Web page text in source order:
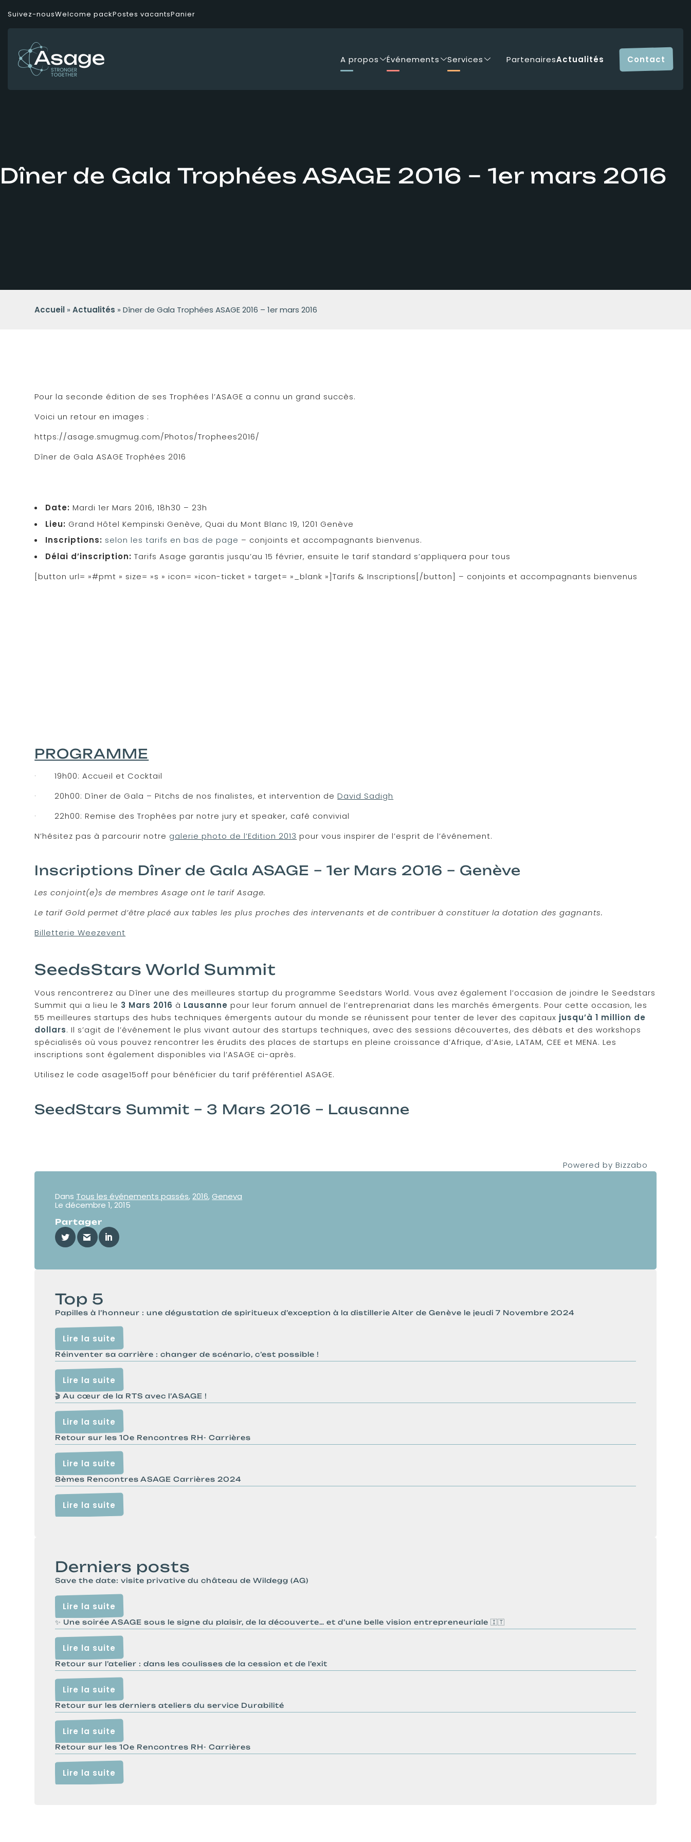
Suivez-nousWelcome packPostes vacantsPanier
A propos Événements Services PartenairesActualités Contact
Dîner de Gala Trophées ASAGE 2016 – 1er mars 2016
Accueil »Actualités »Dîner de Gala Trophées ASAGE 2016 – 1er mars 2016
Pour la seconde édition de ses Trophées l’ASAGE a connu un grand succès.
Voici un retour en images :
https://asage.smugmug.com/Photos/Trophees2016/
Dîner de Gala ASAGE Trophées 2016
Date: Mardi 1er Mars 2016, 18h30 – 23h
Lieu: Grand Hôtel Kempinski Genève, Quai du Mont Blanc 19, 1201 Genève
Inscriptions: selon les tarifs en bas de page – conjoints et accompagnants bienvenus.
Délai d’inscription: Tarifs Asage garantis jusqu’au 15 février, ensuite le tarif standard s’appliquera pour tous
[button url= »#pmt » size= »s » icon= »icon-ticket » target= »_blank »]Tarifs & Inscriptions[/button] – conjoints et accompagnants bienvenus
PROGRAMME
· 19h00: Accueil et Cocktail
· 20h00: Dîner de Gala – Pitchs de nos finalistes, et intervention deDavid Sadigh
· 22h00: Remise des Trophées par notre jury et speaker, café convivial
N’hésitez pas à parcourir notre galerie photo de l’Edition 2013 pour vous inspirer de l’esprit de l’événement.
Inscriptions Dîner de Gala ASAGE – 1er Mars 2016 – Genève
Les conjoint(e)s de membres Asage ont le tarif Asage.
Le tarif Gold permet d’être placé aux tables les plus proches des intervenants et de contribuer à constituer la dotation des gagnants.
Billetterie Weezevent
SeedsStars World Summit
Vous rencontrerez au Dîner une des meilleures startup du programme Seedstars World. Vous avez également l’occasion de joindre le Seedstars
Summit qui a lieu le 3 Mars 2016 à Lausanne pour leur forum annuel de l’entreprenariat dans les marchés émergents. Pour cette occasion, les
55 meilleures startups des hubs techniques émergents autour du monde se réunissent pour tenter de lever des capitaux jusqu’à 1 million de
dollars. Il s’agit de l’événement le plus vivant autour des startups techniques, avec des sessions découvertes, des débats et des workshops
spécialisés où vous pouvez rencontrer les érudits des places de startups en pleine croissance d’Afrique, d’Asie, LATAM, CEE et MENA. Les
inscriptions sont également disponibles via l’ASAGE ci-après.
Utilisez le code asage15off pour bénéficier du tarif préférentiel ASAGE.
SeedStars Summit – 3 Mars 2016 – Lausanne
Powered by Bizzabo
Dans Tous les événements passés,2016,Geneva
Ledécembre 1, 2015
Partager
Top 5
Papilles à l’honneur : une dégustation de spiritueux d’exception à la distillerie Alter de Genève le jeudi 7 Novembre 2024
Lire la suite
Réinventer sa carrière : changer de scénario, c’est possible !
Lire la suite
🎬 Au cœur de la RTS avec l’ASAGE !
Lire la suite
Retour sur les 10e Rencontres RH- Carrières
Lire la suite
8èmes Rencontres ASAGE Carrières 2024
Lire la suite
Derniers posts
Save the date: visite privative du château de Wildegg (AG)
Lire la suite
✨ Une soirée ASAGE sous le signe du plaisir, de la découverte… et d’une belle vision entrepreneuriale 🇮🇹
Lire la suite
Retour sur l’atelier : dans les coulisses de la cession et de l’exit
Lire la suite
Retour sur les derniers ateliers du service Durabilité
Lire la suite
Retour sur les 10e Rencontres RH- Carrières
Lire la suite